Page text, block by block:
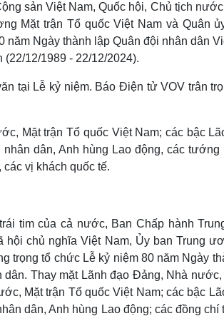
Giải trí
Thời trang
sản Việt Nam, Quốc hội, Chủ tịch
Mặt trận Tổ quốc Việt Nam và Quân
Ngày thành lập Quân đội nhân dân
12/1989 - 22/12/2024).
tại Lễ kỷ niệm. Báo Điện tử VOV trân
Mặt trận Tổ quốc Việt Nam; các bậc
dân, Anh hùng Lao động, các tướng
vị khách quốc tế.
tim của cả nước, Ban Chấp hành
chủ nghĩa Việt Nam, Ủy ban Trung
trọng tổ chức Lễ kỷ niệm 80 năm Ngày
Thay mặt Lãnh đạo Đảng, Nhà nước,
Mặt trận Tổ quốc Việt Nam; các bậc
dân, Anh hùng Lao động; các đồng chí